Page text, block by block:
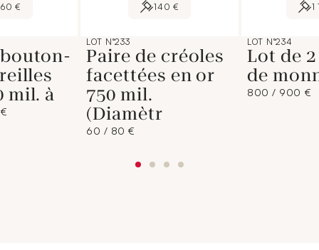
€
mil. à
140 €
LOT N°233
Paire de créoles
facettées en or
750 mil.
(Diamètr
60 / 80 €
1
LOT N°234
Lot de
de
800 / 900 €